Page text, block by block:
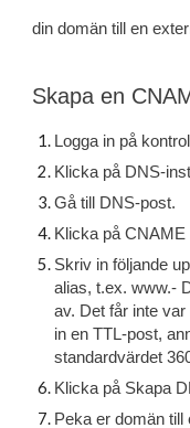
din domän till en
Skapa en
Logga in på
Klicka på DNS-
Gå till DNS-post.
Klicka på CNAME
Skriv in följande
alias, t.ex. www.-
av. Det får inte
in en TTL-post,
standardvärdet
Klicka på Skapa